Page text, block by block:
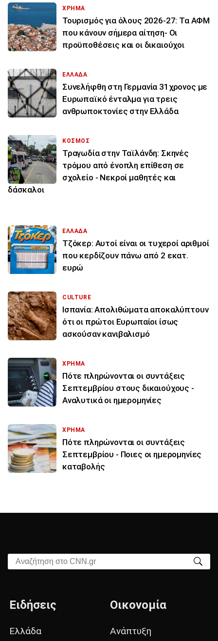
ΧΡΗΜΑ
Τουρισμός για όλους 2026-27: Τα ΑΦΜ
που κάνουν σήμερα αίτηση- Οι
προϋποθέσεις και οι δικαιούχοι
ΕΛΛΑΔΑ
Συνελήφθη στη Γερμανία 31χρονος με
Ευρωπαϊκό ένταλμα για τρεις
ανθρωποκτονίες στην Ελλάδα
ΚΟΣΜΟΣ
Τραγωδία στην Ταϊλάνδη: Σκηνές
τρόμου από ένοπλη επίθεση σε
σχολείο - Νεκροί μαθητές και
δάσκαλοι
ΕΛΛΑΔΑ
Τζόκερ: Αυτοί είναι οι τυχεροί αριθμοί
που κερδίζουν πάνω από 2 εκατ.
ευρώ
CULTURE
Ισπανία: Απολιθώματα αποκαλύπτουν
ότι οι πρώτοι Ευρωπαίοι ίσως
ασκούσαν κανιβαλισμό
ΧΡΗΜΑ
Πότε πληρώνονται οι συντάξεις
Σεπτεμβρίου στους δικαιούχους -
Αναλυτικά οι ημερομηνίες
ΧΡΗΜΑ
Πότε πληρώνονται οι συντάξεις
Σεπτεμβρίου - Ποιες οι ημερομηνίες
καταβολής
Αναζήτηση στο CNN.gr
Ειδήσεις
Ελλάδα
Οικονομία
Ανάπτυξη